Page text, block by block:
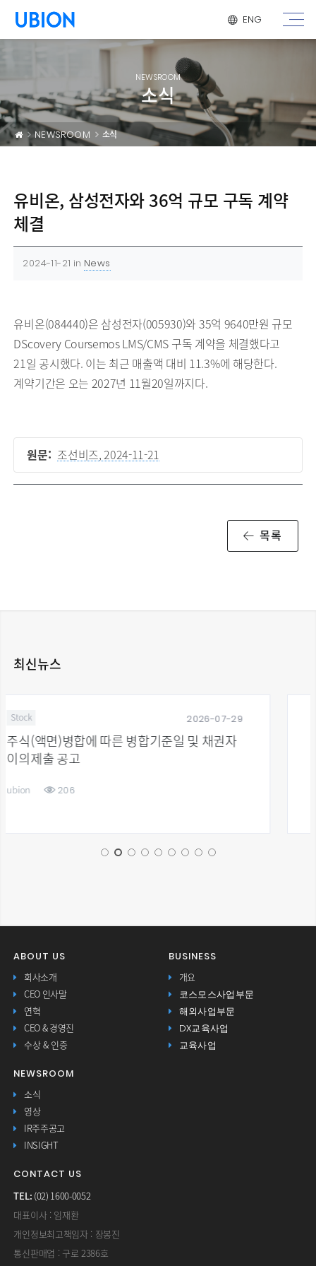
메뉴 건너 뛰기
ENG
NEWSROOM
소식
NEWSROOM 소식
유비온, 삼성전자와 36억 규모 구독 계약
체결
2024-11-21 in News
유비온(084440)은 삼성전자(005930)와 35억 9640만원 규모
DScovery Coursemos LMS/CMS 구독 계약을 체결했다고
21일 공시했다. 이는 최근 매출액 대비 11.3%에 해당한다.
계약기간은 오는 2027년 11월20일까지다.
원문: 조선비즈, 2024-11-21
목록
최신뉴스
기준일 및 채권자
News
유비온, 2026년 제2차 혁신
ABOUT US
회사소개
CEO 인사말
연혁
CEO & 경영진
수상 & 인증
BUSINESS
개요
코스모스사업부문
해외사업부문
DX교육사업
교육사업
NEWSROOM
소식
영상
IR주주공고
INSIGHT
CONTACT US
TEL: (02) 1600-0052
대표이사 : 임재환
개인정보최고책임자 : 장봉진
통신판매업 : 구로 2386호